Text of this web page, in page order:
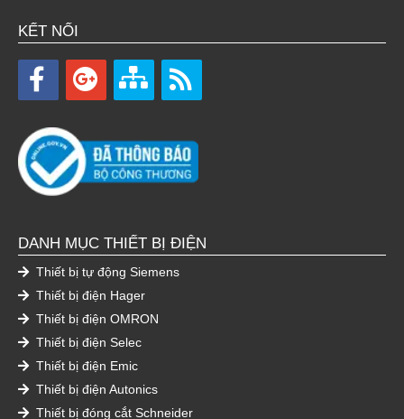
KẾT NỐI
DANH MỤC THIẾT BỊ ĐIỆN
Thiết bị tự động Siemens
Thiết bị điện Hager
Thiết bị điện OMRON
Thiết bị điện Selec
Thiết bị điện Emic
Thiết bị điện Autonics
Thiết bị đóng cắt Schneider